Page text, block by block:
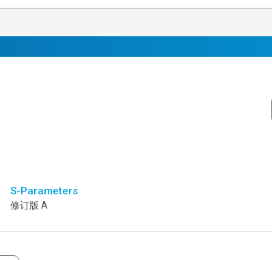
S-Parameters
修订版 A